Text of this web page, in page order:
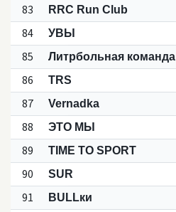
83
RRC Run Club
84
УВЫ
85
Литрбольная команда
86
TRS
87
Vernadka
88
ЭТО МЫ
89
TIME TO SPORT
90
SUR
91
BULLки